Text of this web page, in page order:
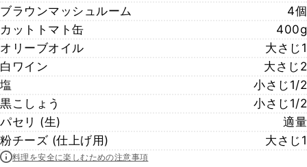
ブラウンマッシュルーム
4個
カットトマト缶
400g
オリーブオイル
大さじ1
白ワイン
大さじ2
塩
小さじ1/2
黒こしょう
小さじ1/2
パセリ (生)
適量
粉チーズ (仕上げ用)
大さじ1
料理を安全に楽しむための注意事項